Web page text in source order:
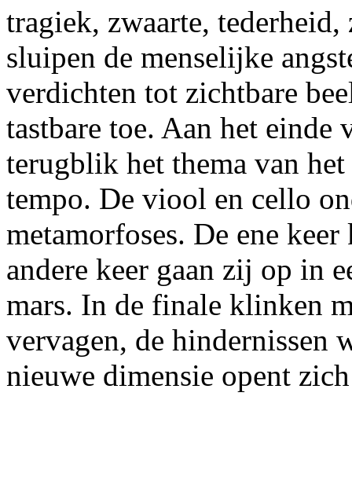
tragiek, zwaarte,
sluipen de menselijke
verdichten tot zichtbare
tastbare toe. Aan het
terugblik het thema van
tempo. De viool en cello
metamorfoses. De ene
andere keer gaan zij op in
mars. In de finale klinken
vervagen, de hindernissen
nieuwe dimensie opent